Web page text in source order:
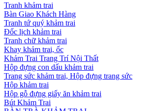
Tranh khảm trai
Bàn Giao Khách Hàng
Tranh tứ quý khảm trai
Đốc lịch khảm trai
Tranh chữ khảm trai
Khay khảm trai, ốc
Khảm Trai Trang Trí Nội Thất
Hộp đựng con dấu khảm trai
Trang sức khảm trai, Hộp đựng trang sức
Hộp khảm trai
Hộp gỗ đựng giấy ăn khảm trai
Bút Khảm Trai